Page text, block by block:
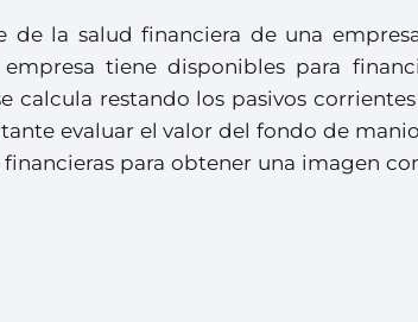
la salud financiera de una
tiene disponibles para
calcula restando los pasivos
evaluar el valor del fondo de
para obtener una imagen